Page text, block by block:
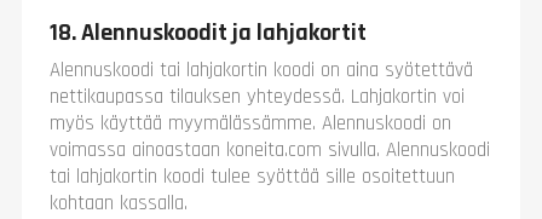
18. Alennuskoodit ja lahjakortit
Alennuskoodi tai lahjakortin koodi on aina syötettävä
nettikaupassa tilauksen yhteydessä. Lahjakortin voi
myös käyttää myymälässämme. Alennuskoodi on
voimassa ainoastaan koneita.com sivulla. Alennuskoodi
tai lahjakortin koodi tulee syöttää sille osoitettuun
kohtaan kassalla.